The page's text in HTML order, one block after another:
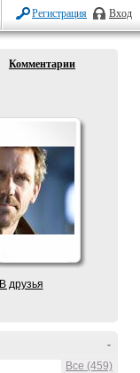
Регистрация Вход
Комментарии
В друзья
-
Все (459)